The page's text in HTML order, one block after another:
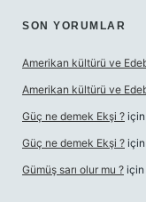
SON YORUMLAR
Amerikan kültürü ve
Amerikan kültürü ve
Güç ne demek Ekşi ? için
Güç ne demek Ekşi ? için
Gümüş sarı olur mu ? için